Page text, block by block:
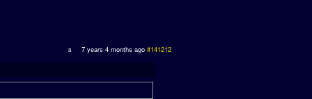
7 years 4 months ago #141212